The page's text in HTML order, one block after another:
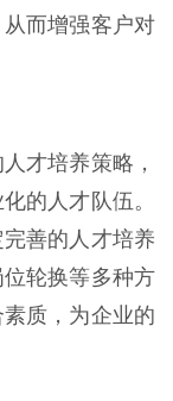
而增强客户对
才培养策略，
的人才队伍。
善的人才培养
轮换等多种方
质，为企业的